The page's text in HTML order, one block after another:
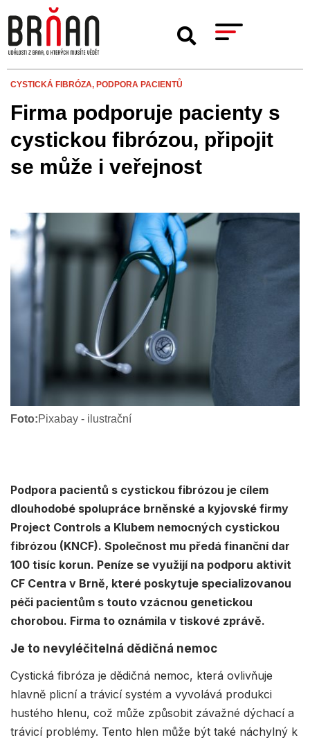
CYSTICKÁ FIBRÓZA, PODPORA PACIENTŮ
Firma podporuje pacienty s
cystickou fibrózou, připojit
se může i veřejnost
Foto:Pixabay - ilustrační
Podpora pacientů s cystickou fibrózou je cílem
dlouhodobé spolupráce brněnské a kyjovské firmy
Project Controls a Klubem nemocných cystickou
fibrózou (KNCF). Společnost mu předá finanční dar
100 tisíc korun. Peníze se využijí na podporu aktivit
CF Centra v Brně, které poskytuje specializovanou
péči pacientům s touto vzácnou genetickou
chorobou. Firma to oznámila v tiskové zprávě.
Je to nevyléčitelná dědičná nemoc
Cystická fibróza je dědičná nemoc, která ovlivňuje
hlavně plicní a trávicí systém a vyvolává produkci
hustého hlenu, což může způsobit závažné dýchací a
trávicí problémy. Tento hlen může být také náchylný k